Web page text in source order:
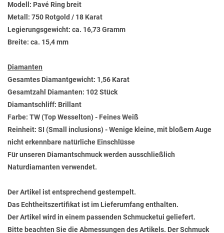
Modell: Pavé Ring breit
Metall: 750 Rotgold / 18 Karat
Legierungsgewicht: ca. 16,73 Gramm
Breite: ca. 15,4 mm
Diamanten
Gesamtes Diamantgewicht: 1,56 Karat
Gesamtzahl Diamanten: 102 Stück
Diamantschliff: Brillant
Farbe: TW (Top Wesselton) - Feines Weiß
Reinheit: SI (Small inclusions) - Wenige kleine, mit bloßem Auge
nicht erkennbare natürliche Einschlüsse
Für unseren Diamantschmuck werden ausschließlich
Naturdiamanten verwendet.
Der Artikel ist entsprechend gestempelt.
Das Echtheitszertifikat ist im Lieferumfang enthalten.
Der Artikel wird in einem passenden Schmucketui geliefert.
Bitte beachten Sie die Abmessungen des Artikels. Der Schmuck